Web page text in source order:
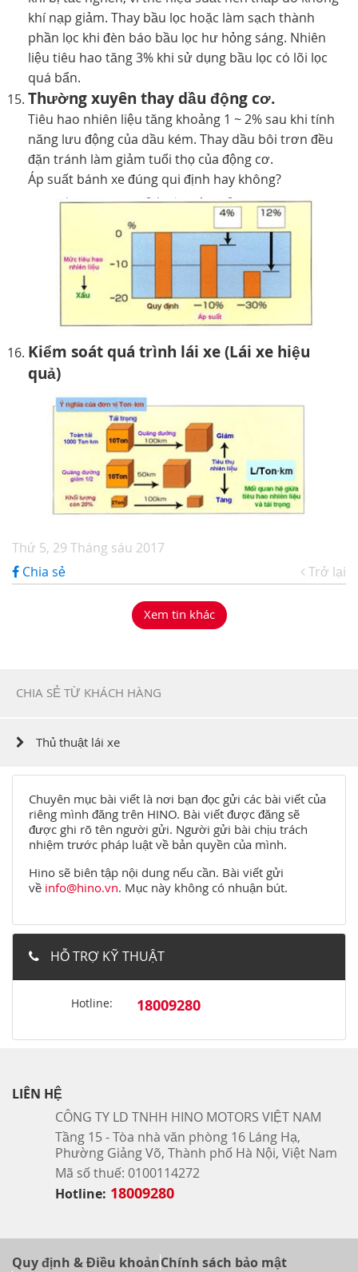
khí nạp giảm. Thay bầu lọc hoặc làm sạch thành
phần lọc khi đèn báo bầu lọc hư hỏng sáng. Nhiên
liệu tiêu hao tăng 3% khi sử dụng bầu lọc có lõi lọc
quá bẩn.
Thường xuyên thay dầu động cơ.
Tiêu hao nhiên liệu tăng khoảng 1 ~ 2% sau khi tính
năng lưu động của dầu kém. Thay dầu bôi trơn đều
đặn tránh làm giảm tuổi thọ của động cơ.
Áp suất bánh xe đúng qui định hay không?
Kiểm soát quá trình lái xe (Lái xe hiệu
quả)
Thứ 5, 29 Tháng sáu 2017
Chia sẻ
Trở lại
Xem tin khác
CHIA SẺ TỪ KHÁCH HÀNG
Thủ thuật lái xe
Chuyên mục bài viết là nơi bạn đọc gửi các bài viết của
riêng mình đăng trên HINO. Bài viết được đăng sẽ
được ghi rõ tên người gửi. Người gửi bài chịu trách
nhiệm trước pháp luật về bản quyền của mình.
Hino sẽ biên tập nội dung nếu cần. Bài viết gửi
về info@hino.vn. Mục này không có nhuận bút.
HỖ TRỢ KỸ THUẬT
Hotline: 18009280
LIÊN HỆ
CÔNG TY LD TNHH HINO MOTORS VIỆT NAM
Tầng 15 - Tòa nhà văn phòng 16 Láng Hạ,
Phường Giảng Võ, Thành phố Hà Nội, Việt Nam
Mã số thuế: 0100114272
Hotline: 18009280
Quy định & Điều khoảnChính sách bảo mật